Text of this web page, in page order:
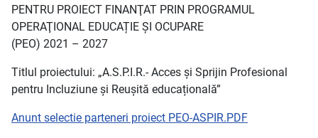
PENTRU PROIECT FINANŢAT PRIN PROGRAMUL
OPERAŢIONAL EDUCAȚIE ȘI OCUPARE
(PEO) 2021 – 2027
Titlul proiectului: „A.S.P.I.R.- Acces și Sprijin Profesional
pentru Incluziune și Reușită educațională”
Anunt selectie parteneri proiect PEO-ASPIR.PDF